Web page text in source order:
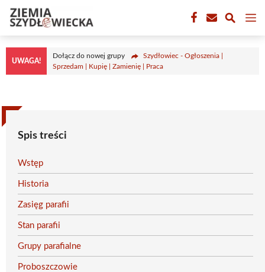
Przejdź
treści
UWAGA!
Dołącz do nowej grupy
Szydłowiec - Ogłoszenia |
Sprzedam | Kupię | Zamienię | Praca
Spis treści
Wstęp
Historia
Zasięg parafii
Stan parafii
Grupy parafialne
Proboszczowie